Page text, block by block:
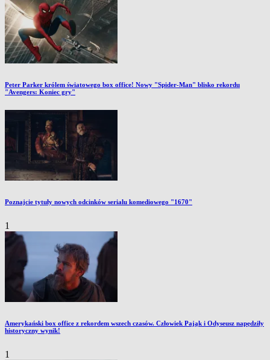
Peter Parker królem światowego box office! Nowy "Spider-Man" blisko rekordu
"Avengers: Koniec gry"
Poznajcie tytuły nowych odcinków serialu komediowego "1670"
1
Amerykański box office z rekordem wszech czasów. Człowiek Pająk i Odyseusz napędziły
historyczny wynik!
1